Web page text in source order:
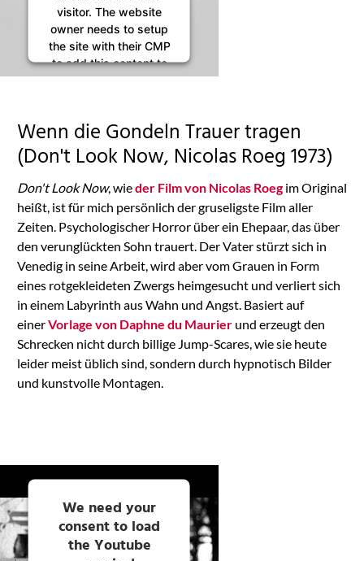
visitor. The website
owner needs to setup
the site with their CMP
to add this content to
the list of technologies
Usercentrics Consent
Management
Platform
Wenn die Gondeln Trauer tragen
(Don't Look Now, Nicolas Roeg 1973)
Don't Look Now, wieder Film von Nicolas Roegim Original
heißt, ist für mich persönlich der gruseligste Film aller
Zeiten. Psychologischer Horror über ein Ehepaar, das über
den verunglückten Sohn trauert. Der Vater stürzt sich in
Venedig in seine Arbeit, wird aber vom Grauen in Form
eines rotgekleideten Zwergs heimgesucht und verliert sich
in einem Labyrinth aus Wahn und Angst. Basiert auf
einerVorlage von Daphne du Maurierund erzeugt den
Schrecken nicht durch billige Jump-Scares, wie sie heute
leider meist üblich sind, sondern durch hypnotisch Bilder
und kunstvolle Montagen.
We need your
consent to load
the Youtube